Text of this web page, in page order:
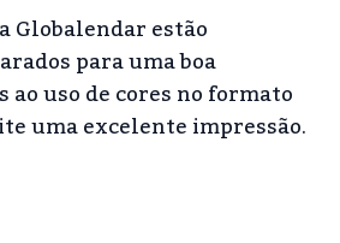
Globalendar estão
para uma boa
ao uso de cores no formato
uma excelente impressão.